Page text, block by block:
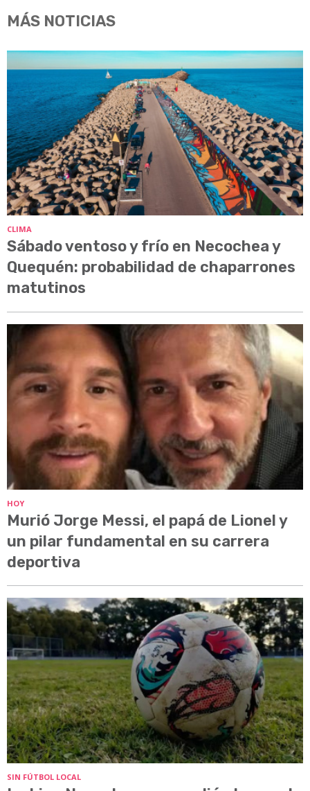
MÁS NOTICIAS
CLIMA
Sábado ventoso y frío en Necochea y
Quequén: probabilidad de chaparrones
matutinos
HOY
Murió Jorge Messi, el papá de Lionel y
un pilar fundamental en su carrera
deportiva
SIN FÚTBOL LOCAL